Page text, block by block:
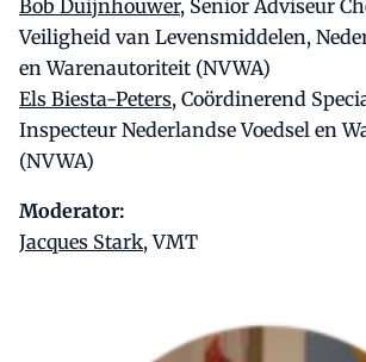
Bob Duijnhouwer, Senior Adviseur
Veiligheid van Levensmiddelen,
en Warenautoriteit (NVWA)
Els Biesta-Peters, Coördinerend
Inspecteur Nederlandse Voedsel en
(NVWA)
Moderator:
Jacques Stark, VMT